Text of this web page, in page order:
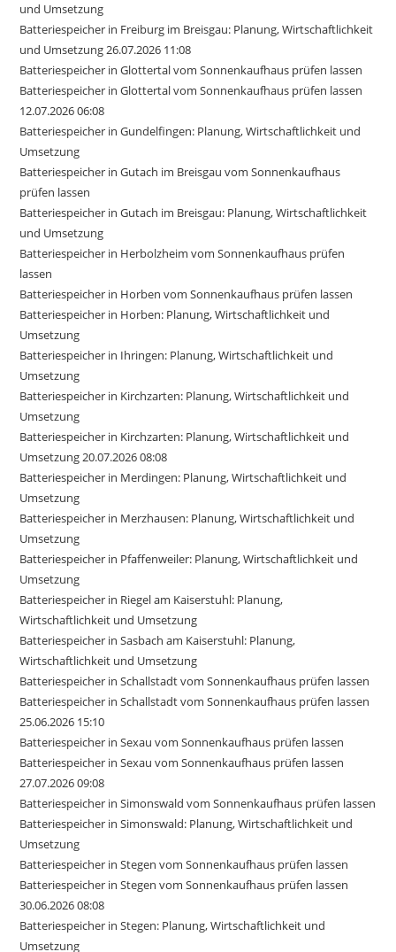
und Umsetzung
Batteriespeicher in Freiburg im Breisgau: Planung, Wirtschaftlichkeit
und Umsetzung 26.07.2026 11:08
Batteriespeicher in Glottertal vom Sonnenkaufhaus prüfen lassen
Batteriespeicher in Glottertal vom Sonnenkaufhaus prüfen lassen
12.07.2026 06:08
Batteriespeicher in Gundelfingen: Planung, Wirtschaftlichkeit und
Umsetzung
Batteriespeicher in Gutach im Breisgau vom Sonnenkaufhaus
prüfen lassen
Batteriespeicher in Gutach im Breisgau: Planung, Wirtschaftlichkeit
und Umsetzung
Batteriespeicher in Herbolzheim vom Sonnenkaufhaus prüfen
lassen
Batteriespeicher in Horben vom Sonnenkaufhaus prüfen lassen
Batteriespeicher in Horben: Planung, Wirtschaftlichkeit und
Umsetzung
Batteriespeicher in Ihringen: Planung, Wirtschaftlichkeit und
Umsetzung
Batteriespeicher in Kirchzarten: Planung, Wirtschaftlichkeit und
Umsetzung
Batteriespeicher in Kirchzarten: Planung, Wirtschaftlichkeit und
Umsetzung 20.07.2026 08:08
Batteriespeicher in Merdingen: Planung, Wirtschaftlichkeit und
Umsetzung
Batteriespeicher in Merzhausen: Planung, Wirtschaftlichkeit und
Umsetzung
Batteriespeicher in Pfaffenweiler: Planung, Wirtschaftlichkeit und
Umsetzung
Batteriespeicher in Riegel am Kaiserstuhl: Planung,
Wirtschaftlichkeit und Umsetzung
Batteriespeicher in Sasbach am Kaiserstuhl: Planung,
Wirtschaftlichkeit und Umsetzung
Batteriespeicher in Schallstadt vom Sonnenkaufhaus prüfen lassen
Batteriespeicher in Schallstadt vom Sonnenkaufhaus prüfen lassen
25.06.2026 15:10
Batteriespeicher in Sexau vom Sonnenkaufhaus prüfen lassen
Batteriespeicher in Sexau vom Sonnenkaufhaus prüfen lassen
27.07.2026 09:08
Batteriespeicher in Simonswald vom Sonnenkaufhaus prüfen lassen
Batteriespeicher in Simonswald: Planung, Wirtschaftlichkeit und
Umsetzung
Batteriespeicher in Stegen vom Sonnenkaufhaus prüfen lassen
Batteriespeicher in Stegen vom Sonnenkaufhaus prüfen lassen
30.06.2026 08:08
Batteriespeicher in Stegen: Planung, Wirtschaftlichkeit und
Umsetzung